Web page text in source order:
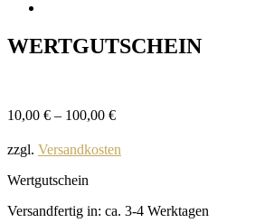
WERTGUTSCHEIN
10,00 € – 100,00 €
zzgl. Versandkosten
Wertgutschein
Versandfertig in: ca. 3-4 Werktagen